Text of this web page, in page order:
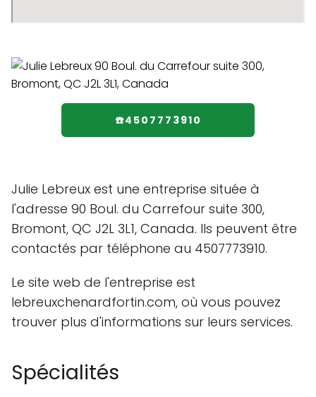
☎️4507773910
Julie Lebreux est une entreprise située à
l'adresse 90 Boul. du Carrefour suite 300,
Bromont, QC J2L 3L1, Canada. Ils peuvent être
contactés par téléphone au 4507773910.
Le site web de l'entreprise est
lebreuxchenardfortin.com, où vous pouvez
trouver plus d'informations sur leurs services.
Spécialités